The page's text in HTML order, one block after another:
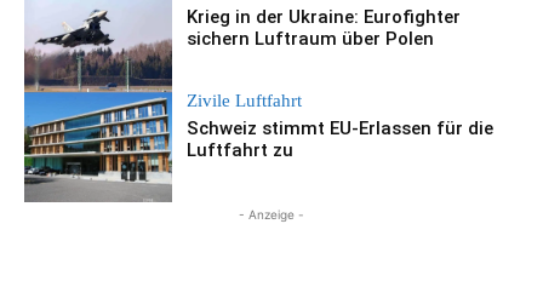
Krieg in der Ukraine: Eurofighter
sichern Luftraum über Polen
Zivile Luftfahrt
Schweiz stimmt EU-Erlassen für die
Luftfahrt zu
- Anzeige -